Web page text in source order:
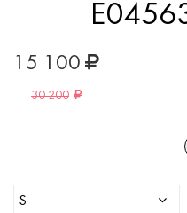
15 100
30 200
S